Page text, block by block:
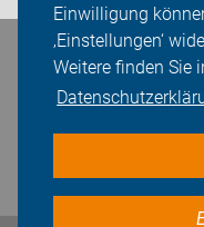
Einwilligung
‚Einstellungen‘
Weitere finden Sie
Bleiben Sie in Kontakt